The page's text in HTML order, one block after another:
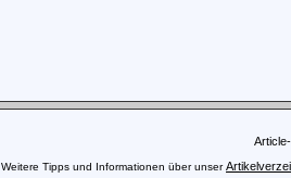
Weitere Tipps und Informationen über unser